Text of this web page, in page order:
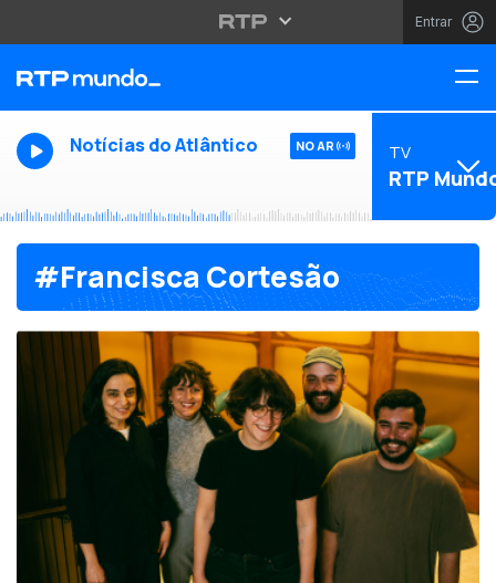
Entrar
Notícias do Atlântico NO AR TV
RTP
#Francisca Cortesão